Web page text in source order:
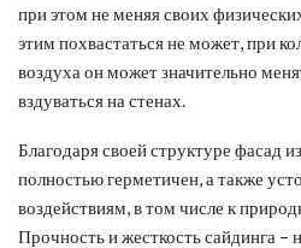
при этом не меняя своих
этим похвастаться не может, при
воздуха он может значительно
вздуваться на стенах.
Благодаря своей структуре фасад
полностью герметичен, а также
воздействиям, в том числе к
Прочность и жесткость сайдинга –